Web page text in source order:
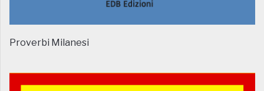
Proverbi Milanesi